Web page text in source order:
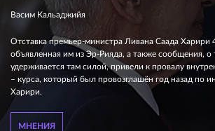
Васим Кальаджийя
Отставка премьер-министра Ливана Саада Харири
объявленная им из Эр-Рияда, а также сообщения, о
удерживается там силой, привели к провалу
– курса, который был провозглашён год назад по
Харири.
МНЕНИЯ